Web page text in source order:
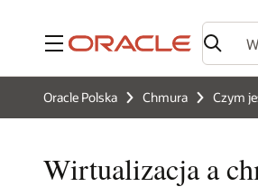
Menu
Oracle Polska Chmura Czym
Wirtualizacja a